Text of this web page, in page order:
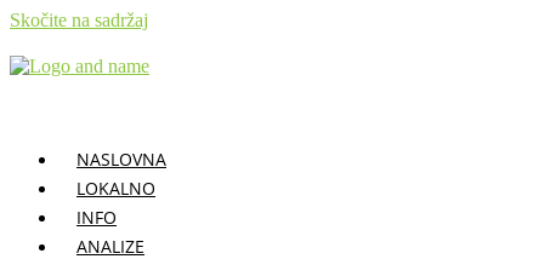
Skočite na sadržaj
NASLOVNA
LOKALNO
INFO
ANALIZE